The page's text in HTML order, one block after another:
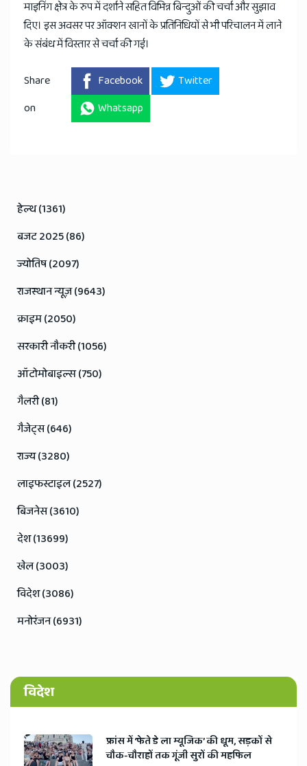
माइनिंग क्षेत्र के रुप में दर्शाने सहित विभिन्न बिन्दुओं की चर्चा और सुझाव
दिए। इस अवसर पर ऑक्शन खानों के प्रतिनिधियों से भी परिचालन में लाने
के संबंध में विस्तार से चर्चा की गई।
Share
on
Facebook
Twitter
Whatsapp
हेल्थ (1361)
बजट 2025 (86)
ज्योतिष (2097)
राजस्थान न्यूज़ (9643)
क्राइम (2050)
सरकारी नौकरी (1056)
ऑटोमोबाइल्स (750)
गैलरी (81)
गैजेट्स (646)
राज्य (3280)
लाइफस्टाइल (2527)
बिजनेस (3610)
देश (13699)
खेल (3003)
विदेश (3086)
मनोरंजन (6931)
विदेश
​फ्रांस में ‘फेते डे ला म्यूजिक’ की धूम, सड़कों से
चौक-चौराहों तक गूंजी सुरों की महफिल